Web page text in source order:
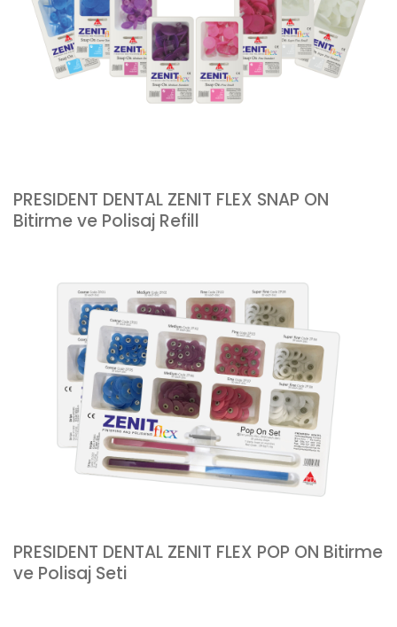
PRESIDENT DENTAL ZENIT FLEX SNAP ON
Bitirme ve Polisaj Refill
PRESIDENT DENTAL ZENIT FLEX POP ON Bitirme
ve Polisaj Seti